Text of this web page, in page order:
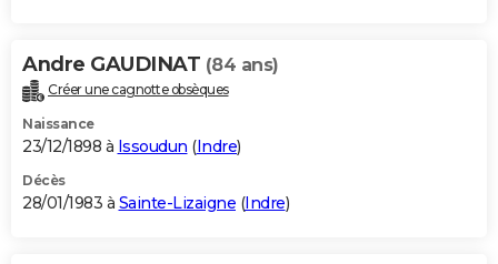
Andre GAUDINAT (84 ans)
Créer une cagnotte obsèques
Naissance
23/12/1898 à Issoudun (Indre)
Décès
28/01/1983 à Sainte-Lizaigne (Indre)